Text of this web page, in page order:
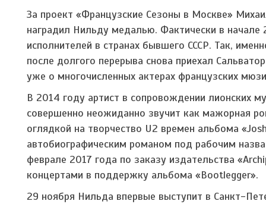
За проект «Французские Сезоны в Москве»
наградил Нильду медалью. Фактически в
исполнителей в странах бывшего СССР. Так,
после долгого перерыва снова приехал
уже о многочисленных актерах французских
В 2014 году артист в сопровождении лионских
совершенно неожиданно звучит как мажорная
оглядкой на творчество U2 времен альбома
автобиографическим романом под рабочим
феврале 2017 года по заказу издательства
концертами в поддержку альбома «Bootlegger».
29 ноября Нильда впервые выступит в Санкт-